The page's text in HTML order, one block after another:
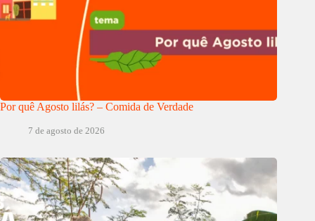
Por quê Agosto lilás? – Comida de Verdade
7 de agosto de 2026